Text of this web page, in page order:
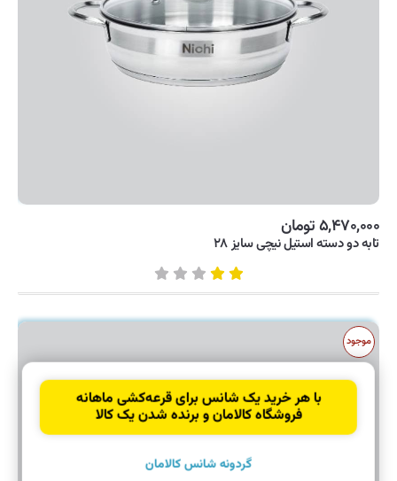
۵,۴۷۰,۰۰۰ تومان
تابه دو دسته استیل نیچی سایز ۲۸
موجود
با هر خرید یک شانس برای قرعه‌کشی ماهانه
فروشگاه کالامان و برنده شدن یک کالا
گردونه شانس کالامان